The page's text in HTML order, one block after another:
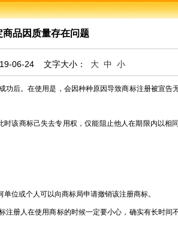
商品因质量存在问题
06-24 文字大小： 大 中 小
后。在使用是，会因种种原因导致商标注册被宣告
商标己失去专用权，仅能阻止他人在期限内以相
或个人可以向商标局申请撤销该注册商标。
册人在使用商标的时候一定要小心，确实有长时间